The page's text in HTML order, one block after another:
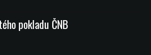
pokladu ČNB